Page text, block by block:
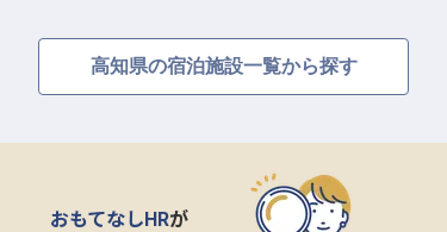
高知県の宿泊施設一覧から探す
おもてなしHRが